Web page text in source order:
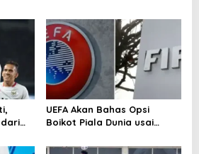
dari
UEFA Akan Bahas Opsi
Boikot Piala Dunia usai